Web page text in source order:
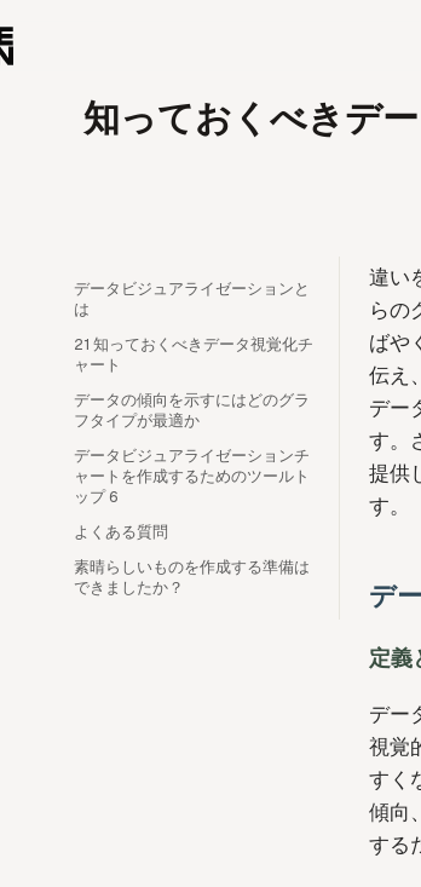
知っておくべきデ
データビジュアライゼーションと
は
21 知っておくべきデータ視覚化チ
ャート
データの傾向を示すにはどのグラ
フタイプが最適か
データビジュアライゼーションチ
ャートを作成するためのツールト
ップ 6
よくある質問
素晴らしいものを作成する準備は
できましたか？
違い
らの
ばや
伝え
デー
す。
提供
す。
デ
定義
デー
視覚
すく
傾向
する